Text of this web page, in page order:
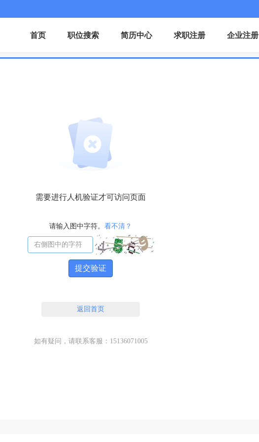
首页 职位搜索 简历中心 求职注册 企业注册
需要进行人机验证才可访问页面
请输入图中字符。 看不清？
提交验证
返回首页
如有疑问，请联系客服：15136071005